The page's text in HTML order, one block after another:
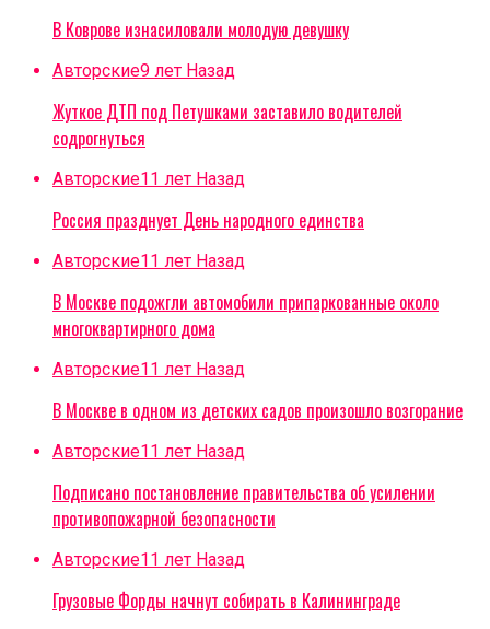
В Коврове изнасиловали молодую девушку
Авторские9 лет Назад
Жуткое ДТП под Петушками заставило водителей
содрогнуться
Авторские11 лет Назад
Россия празднует День народного единства
Авторские11 лет Назад
В Москве подожгли автомобили припаркованные около
многоквартирного дома
Авторские11 лет Назад
В Москве в одном из детских садов произошло возгорание
Авторские11 лет Назад
Подписано постановление правительства об усилении
противопожарной безопасности
Авторские11 лет Назад
Грузовые Форды начнут собирать в Калининграде